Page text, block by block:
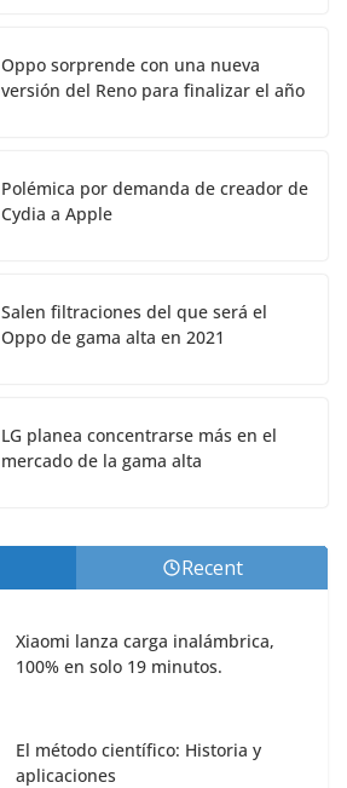
Oppo sorprende con una nueva
versión del Reno para finalizar el año
Polémica por demanda de creador de
Cydia a Apple
Salen filtraciones del que será el
Oppo de gama alta en 2021
LG planea concentrarse más en el
mercado de la gama alta
Recent
Xiaomi lanza carga inalámbrica,
100% en solo 19 minutos.
El método científico: Historia y
aplicaciones